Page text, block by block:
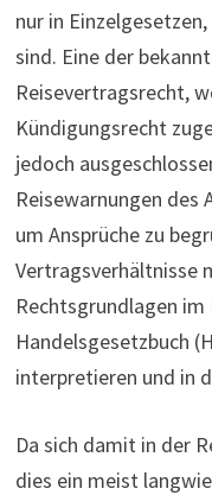
nur in
sind. Eine der
Reisevertragsrecht,
Kündigungsrecht
jedoch
Reisewarnungen des
um Ansprüche zu
Vertragsverhältnisse
Rechtsgrundlagen
Handelsgesetzbuch
interpretieren und in
Da sich damit in der
dies ein meist